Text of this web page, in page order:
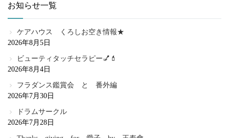
お知らせ一覧
ケアハウス くろしお空き情報★
2026年8月5日
ビューティタッチセラピー💅💄
2026年8月4日
フラダンス鑑賞会 と 番外編
2026年7月30日
ドラムサークル
2026年7月28日